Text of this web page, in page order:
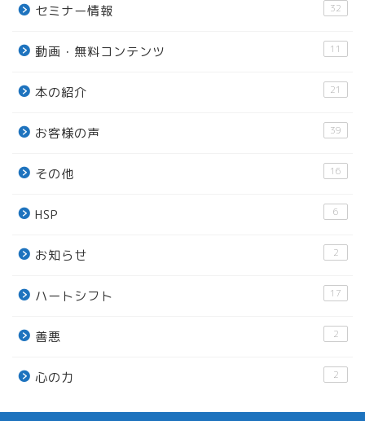
セミナー情報 32
動画・無料コンテンツ 11
本の紹介 21
お客様の声 39
その他 16
HSP 6
お知らせ 2
ハートシフト 17
善悪 2
心の力 2